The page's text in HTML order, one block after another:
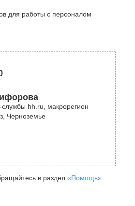
для работы с персоналом
службы hh.ru, макрорегион
Черноземье
в раздел «Помощь»